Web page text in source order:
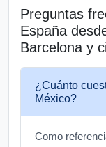
Preguntas
España
Barcelona y
¿Cuánto
México?
Como